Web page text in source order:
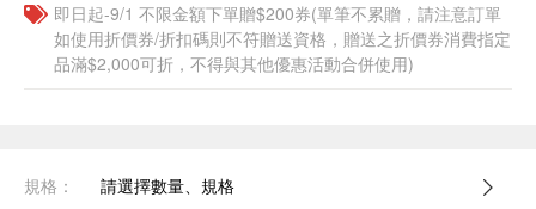
即日起-9/1 不限金額下單贈$200券(單筆不累贈，請注意訂單
如使用折價券/折扣碼則不符贈送資格，贈送之折價券消費指定
品滿$2,000可折，不得與其他優惠活動合併使用)
規格： 請選擇數量、規格